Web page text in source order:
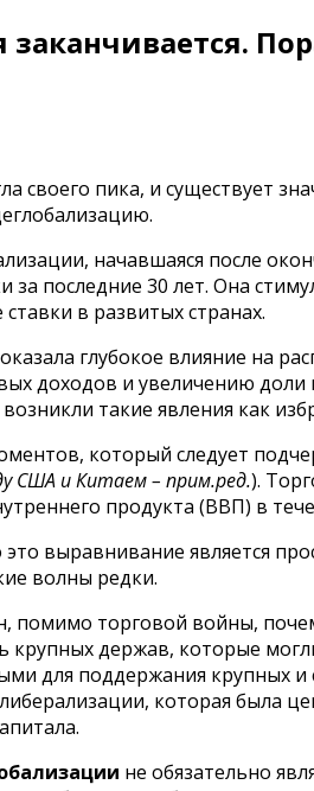
своего пика, и существует
начавшаяся после
за последние 30 лет. Она
в развитых странах.
глубокое влияние на
доходов и увеличению
такие явления как
который следует
США и Китаем – прим.ред.).
продукта (ВВП) в
выравнивание является
волны редки.
помимо торговой войны,
крупных держав, которые
для поддержания крупных
которая была
не обязательно